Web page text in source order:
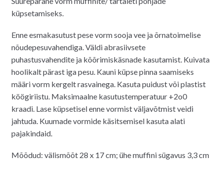
oli:
8.00€.
on:
7.00€.
küpsetamiseks.
Enne esmakasutust pese vorm sooja vee ja õrnatoimelise
nõudepesuvahendiga. Väldi abrasiivsete
puhastusvahendite ja kõõrimiskäsnade kasutamist. Kuivata
hoolikalt pärast iga pesu. Kauni küpse pinna saamiseks
määri vorm kergelt rasvainega. Kasuta puidust või plastist
köögiriistu. Maksimaalne kasutustemperatuur +2o0
kraadi. Lase küpsetisel enne vormist väljavõtmist veidi
jahtuda. Kuumade vormide käsitsemisel kasuta alati
pajakindaid.
Mõõdud: välismõõt 28 x 17 cm; ühe muffini sügavus 3,3 cm